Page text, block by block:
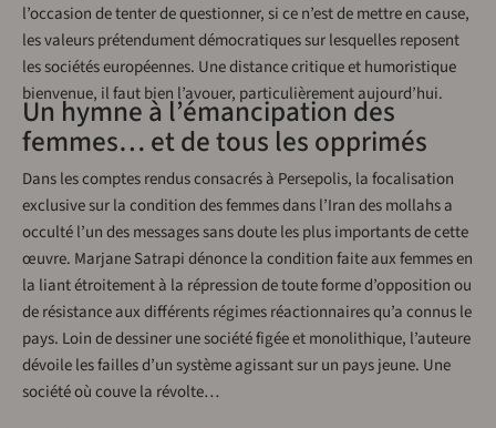
l’occasion de tenter de questionner, si ce n’est de mettre en cause,
les valeurs prétendument démocratiques sur lesquelles reposent
les sociétés européennes. Une distance critique et humoristique
bienvenue, il faut bien l’avouer, particulièrement aujourd’hui.
Un hymne à l’émancipation des
femmes… et de tous les opprimés
Dans les comptes rendus consacrés à Persepolis, la focalisation
exclusive sur la condition des femmes dans l’Iran des mollahs a
occulté l’un des messages sans doute les plus importants de cette
œuvre. Marjane Satrapi dénonce la condition faite aux femmes en
la liant étroitement à la répression de toute forme d’opposition ou
de résistance aux différents régimes réactionnaires qu’a connus le
pays. Loin de dessiner une société figée et monolithique, l’auteure
dévoile les failles d’un système agissant sur un pays jeune. Une
société où couve la révolte…